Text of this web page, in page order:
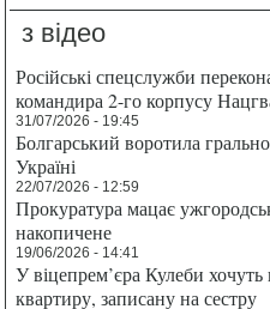
з відео
Російські спецслужби
командира 2-го корпусу
31/07/2026 - 19:45
Болгарський воротила
Україні
22/07/2026 - 12:59
Прокуратура мацає
накопичене
19/06/2026 - 14:41
У віцепрем’єра Кулеби
квартиру, записану на сестру